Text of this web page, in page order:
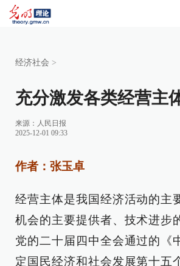
经济社会 >
充分激发各类经营主
来源： 人民日报
2025-12-01 09:33
作者：张玉卓
经营主体是我国经济活动的主
机会的主要提供者、技术进步
党的二十届四中全会通过的《
定国民经济和社会发展第十五